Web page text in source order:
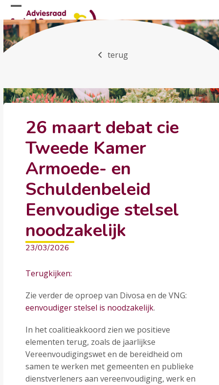
Skip
to
content
Open
mobile
menu
Close
mobile
menu
terug
26 maart debat cie
Tweede Kamer
Armoede- en
Schuldenbeleid
Eenvoudige stelsel
noodzakelijk
23/03/2026
Terugkijken:
Zie verder de oproep van Divosa en de VNG:
eenvoudiger stelsel is noodzakelijk.
In het coalitieakkoord zien we positieve
elementen terug, zoals de jaarlijkse
Vereenvoudigingswet en de bereidheid om
samen te werken met gemeenten en publieke
dienstverleners aan vereenvoudiging, werk en